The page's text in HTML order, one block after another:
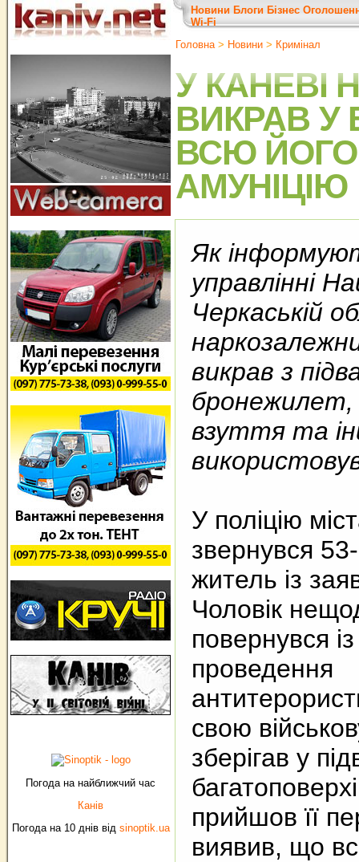
Погода на найближчий час
Канів
Погода на 10 днів від sinoptik.ua
Новини Блоги Бізнес
Wi-Fi
Головна> Новини > Кримінал
У КАНЕВІ
ВИКРАВ У
ВСЮ ЙОГО
АМУНІЦІЮ
Як
управлінні
Черкаській
викрав з
бронежилет,
взуття та
У поліцію
звернувся
житель із
Чоловік
повернувся
проведення
свою
зберігав у
прийшов її
виявив, що